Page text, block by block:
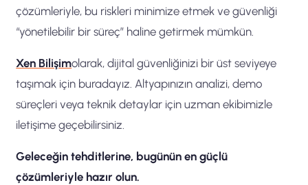
çözümleriyle, bu riskleri minimize etmek ve güvenliği
“yönetilebilir bir süreç” haline getirmek mümkün.
Xen Bilişimolarak, dijital güvenliğinizi bir üst seviyeye
taşımak için buradayız. Altyapınızın analizi, demo
süreçleri veya teknik detaylar için uzman ekibimizle
iletişime geçebilirsiniz.
Geleceğin tehditlerine, bugünün en güçlü
çözümleriyle hazır olun.